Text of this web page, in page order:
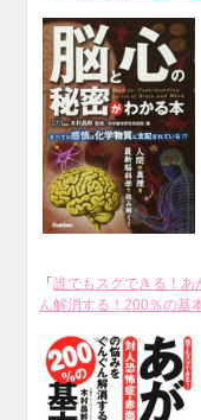
「誰でもスグできる！あ
ん解消する！200％の基